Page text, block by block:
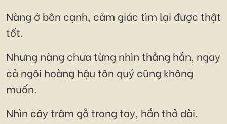
Nàng ở bên cạnh, cảm giác tìm lại được thật
tốt.
Nhưng nàng chưa từng nhìn thẳng hắn, ngay
cả ngôi hoàng hậu tôn quý cũng không
muốn.
Nhìn cây trâm gỗ trong tay, hắn thở dài.